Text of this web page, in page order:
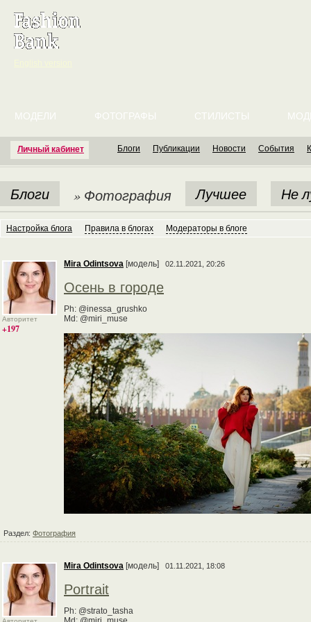
Личный кабинет
МОДЕЛИ ФОТОГРАФЫ СТИЛИСТЫ
Блоги Публикации Новости События
Блоги » Фотография Лучшее Не
Настройка блога Правила в блогах Модераторы в блоге
Авторитет
+197
Mira Odintsova [модель] 02.11.2021, 20:26
Осень в городе
Ph: @inessa_grushko
Md: @miri_muse
Раздел: Фотография
Mira Odintsova [модель] 01.11.2021, 18:08
Portrait
Ph: @strato_tasha